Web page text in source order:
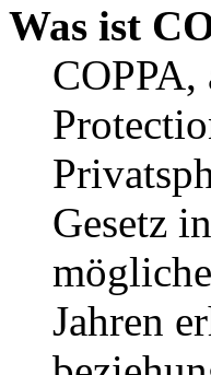
Was ist
Gesetz
Jahren